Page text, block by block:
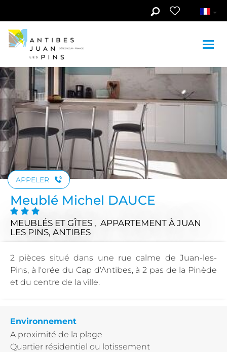
Voir les photos (7)
APPELER
Meublé Michel DAUCE
MEUBLÉS ET GÎTES , APPARTEMENT À JUAN
LES PINS, ANTIBES
2 pièces situé dans une rue calme de Juan-les-
Pins, à l'orée du Cap d'Antibes, à 2 pas de la Pinède
et du centre de la ville.
Environnement
A proximité de la plage
Quartier résidentiel ou lotissement